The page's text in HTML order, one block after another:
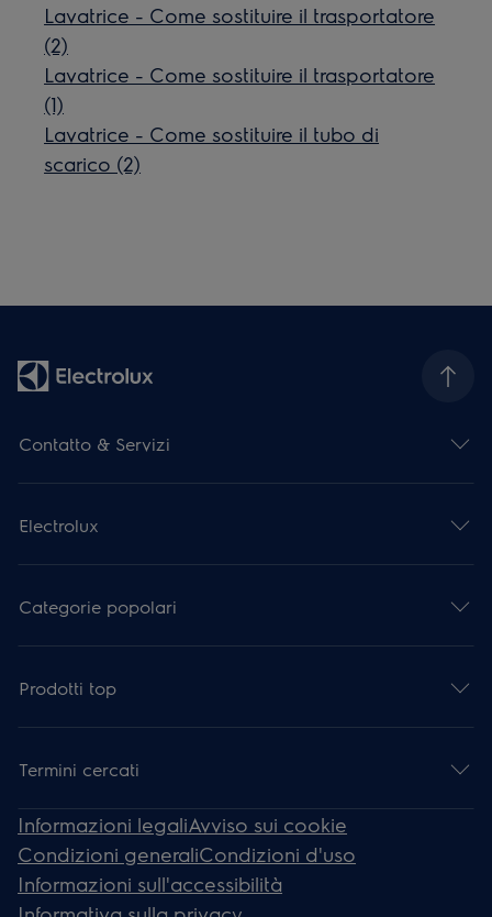
Lavatrice - Come sostituire il trasportatore
(2)
Lavatrice - Come sostituire il trasportatore
(1)
Lavatrice - Come sostituire il tubo di
scarico (2)
Contatto & Servizi
Electrolux
Categorie popolari
Prodotti top
Termini cercati
Informazioni legaliAvviso sui cookie
Condizioni generaliCondizioni d'uso
Informazioni sull'accessibilità